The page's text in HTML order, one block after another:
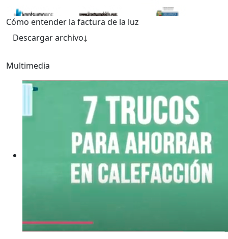
Cómo entender la factura de la luz
Descargar archivo
Multimedia